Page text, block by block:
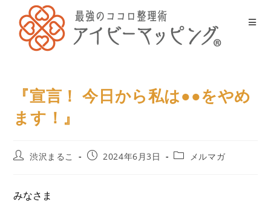
『宣言！ 今日から私は●●をやめ
ます！』
渋沢まるこ 2024年6月3日 メルマガ
みなさま